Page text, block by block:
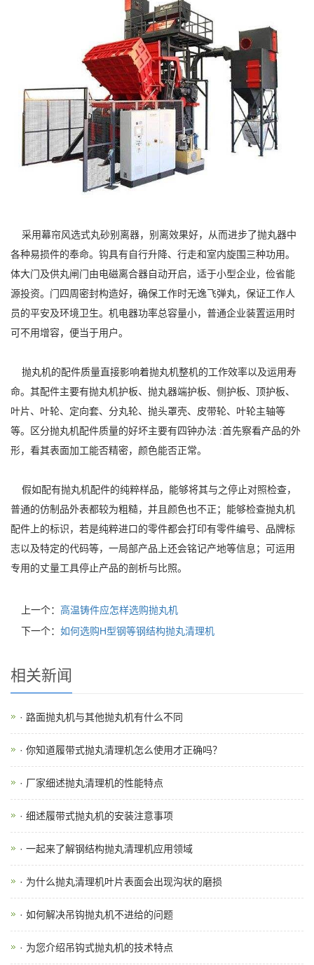
采用幕帘风选式丸砂别离器，别离效果好，从而进步了抛丸器中
各种易损件的奉命。钩具有自行升降、行走和室内旋围三种功用。
体大门及供丸闸门由电磁离合器自动开启，适于小型企业，俭省能
源投资。门四周密封构造好，确保工作时无逸飞弹丸，保证工作人
员的平安及环境卫生。机电器功率总容量小，普通企业装置运用时
可不用增容，便当于用户。
抛丸机的配件质量直接影响着抛丸机整机的工作效率以及运用寿
命。其配件主要有抛丸机护板、抛丸器端护板、侧护板、顶护板、
叶片、叶轮、定向套、分丸轮、抛头罩壳、皮带轮、叶轮主轴等
等。区分抛丸机配件质量的好坏主要有四钟办法 :首先察看产品的外
形，看其表面加工能否精密，颜色能否正常。
假如配有抛丸机配件的纯粹样品，能够将其与之停止对照检查，
普通的仿制品外表都较为粗糙，并且颜色也不正；能够检查抛丸机
配件上的标识，若是纯粹进口的零件都会打印有零件编号、品牌标
志以及特定的代码等，一局部产品上还会铭记产地等信息；可运用
专用的丈量工具停止产品的剖析与比照。
上一个： 高温铸件应怎样选购抛丸机
下一个： 如何选购H型钢等钢结构抛丸清理机
相关新闻
· 路面抛丸机与其他抛丸机有什么不同
· 你知道履带式抛丸清理机怎么使用才正确吗？
· 厂家细述抛丸清理机的性能特点
· 细述履带式抛丸机的安装注意事项
· 一起来了解钢结构抛丸清理机应用领域
· 为什么抛丸清理机叶片表面会出现沟状的磨损
· 如何解决吊钩抛丸机不进给的问题
· 为您介绍吊钩式抛丸机的技术特点